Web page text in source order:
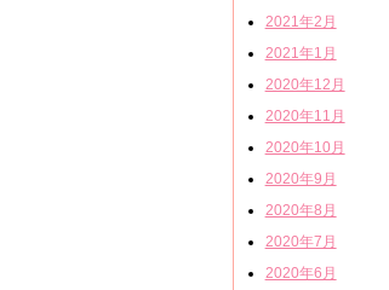
2021年2月
2021年1月
2020年12月
2020年11月
2020年10月
2020年9月
2020年8月
2020年7月
2020年6月